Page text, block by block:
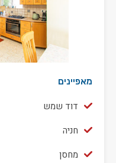
מאפיינים
דוד שמש
חניה
מחסן